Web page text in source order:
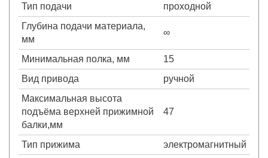
Тип подачи
проходной
Глубина подачи материала,
мм
∞
Минимальная полка, мм
15
Вид привода
ручной
Максимальная высота
подъёма верхней прижимной
балки,мм
47
Тип прижима
электромагнитный